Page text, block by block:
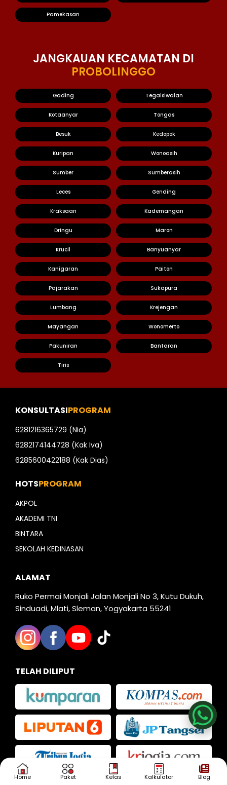
Home Paket Kelas Kalkulator Blog
Pamekasan
JANGKAUAN KECAMATAN DI
PROBOLINGGO
Gading Tegalsiwalan
Kotaanyar Tongas
Besuk Kedopok
Kuripan Wonoasih
Sumber Sumberasih
Leces Gending
Kraksaan Kademangan
Dringu Maron
Krucil Banyuanyar
Kanigaran Paiton
Pajarakan Sukapura
Lumbang Krejengan
Mayangan Wonomerto
Pakuniran Bantaran
Tiris
Kak Iva
Kak Dias
KONSULTASIPROGRAM
6281216365729 (Nia)
6282174144728 (Kak Iva)
6285600422188 (Kak Dias)
HOTSPROGRAM
AKPOL
AKADEMI TNI
BINTARA
SEKOLAH KEDINASAN
ALAMAT
Ruko Permai Monjali Jalan Monjali No 3, Kutu Dukuh,
Sinduadi, Mlati, Sleman, Yogyakarta 55241
TELAH DILIPUT